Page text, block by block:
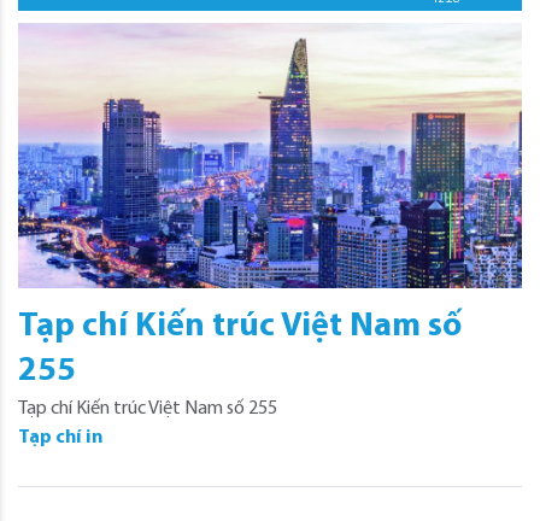
Tạp chí Kiến trúc Việt Nam số
255
Tạp chí Kiến trúc Việt Nam số 255
Tạp chí in